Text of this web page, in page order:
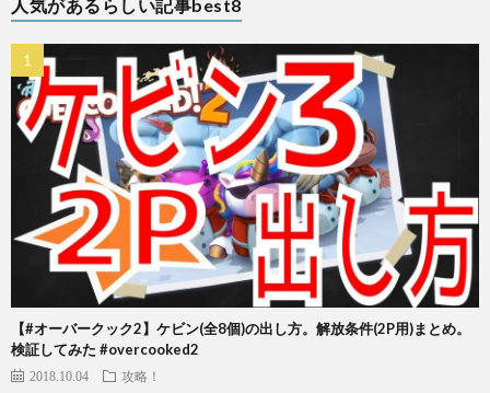
人気があるらしい記事best8
【#オーバークック2】ケビン(全8個)の出し方。解放条件(2P用)まとめ。
検証してみた #overcooked2
2018.10.04 攻略！